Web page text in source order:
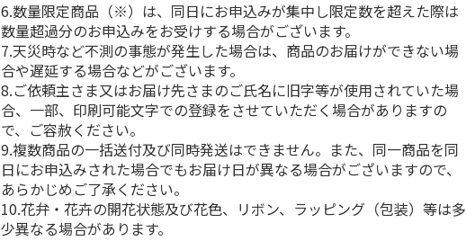
6.数量限定商品（※）は、同日にお申込みが集中し限定数を超えた際は
数量超過分のお申込みをお受けする場合がございます。
7.天災時など不測の事態が発生した場合は、商品のお届けができない場
合や遅延する場合などがございます。
8.ご依頼主さま又はお届け先さまのご氏名に旧字等が使用されていた場
合、一部、印刷可能文字での登録をさせていただく場合がありますの
で、ご容赦ください。
9.複数商品の一括送付及び同時発送はできません。また、同一商品を同
日にお申込みされた場合でもお届け日が異なる場合がございますので、
あらかじめご了承ください。
10.花弁・花卉の開花状態及び花色、リボン、ラッピング（包装）等は多
少異なる場合があります。